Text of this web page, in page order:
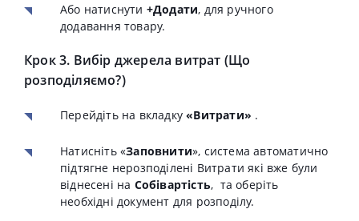
Або натиснути +Додати, для ручного
додавання товару.
Крок 3. Вибір джерела витрат (Що
розподіляємо?)
Перейдіть на вкладку «Витрати» .
Натисніть «Заповнити», система автоматично
підтягне нерозподілені Витрати які вже були
віднесені на Собівартість, та оберіть
необхідні документ для розподілу.